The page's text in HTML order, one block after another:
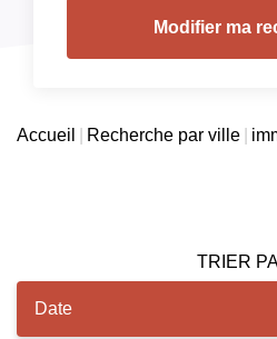
Modifier ma
Accueil Recherche par ville
TRIER